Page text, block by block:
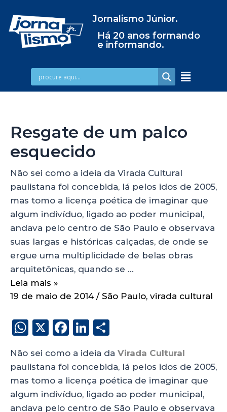
Jornalismo Júnior.
Há 20 anos formando
e informando.
Resgate de um palco
esquecido
Não sei como a ideia da Virada Cultural
paulistana foi concebida, lá pelos idos de 2005,
mas tomo a licença poética de imaginar que
algum indivíduo, ligado ao poder municipal,
andava pelo centro de São Paulo e observava
suas largas e históricas calçadas, de onde se
ergue uma multiplicidade de belas obras
arquitetônicas, quando se …
Leia mais »
19 de maio de 2014 / São Paulo, virada cultural
W
a
ts
A
X
F
c
e
b
Li
k
e
dI
a
re
Não sei como a ideia da Virada Cultural
paulistana foi concebida, lá pelos idos de 2005,
mas tomo a licença poética de imaginar que
algum indivíduo, ligado ao poder municipal,
andava pelo centro de São Paulo e observava